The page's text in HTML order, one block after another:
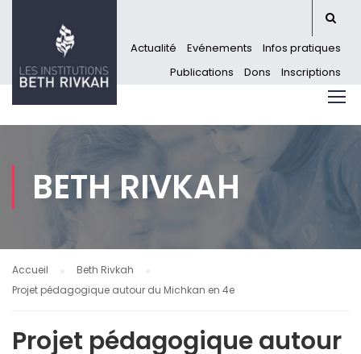
Actualité Evénements
Infos pratiques
Publications
Dons Inscriptions
BETH RIVKAH
Accueil
Beth Rivkah
Projet pédagogique autour du Michkan en 4e
Projet pédagogique autour